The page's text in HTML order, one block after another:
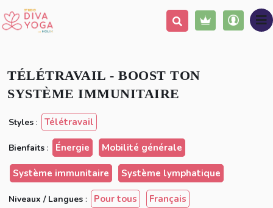
Ajouter à ma liste Partager
TÉLÉTRAVAIL - BOOST TON
SYSTÈME IMMUNITAIRE
Styles : Télétravail
Bienfaits : Énergie Mobilité générale
Système immunitaire Système lymphatique
Niveaux / Langues : Pour tous Français